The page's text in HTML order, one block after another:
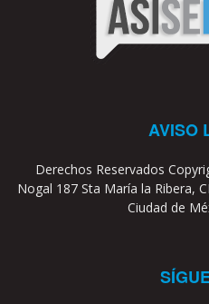
AVISO
Derechos Reservados
Nogal 187 Sta María la Ribera,
Ciudad de